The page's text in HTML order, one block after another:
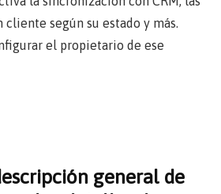
cliente según su estado y más.
el propietario de ese
general de